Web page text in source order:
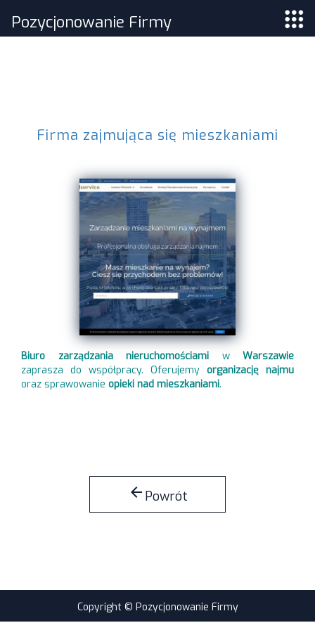
Pozycjonowanie Firmy
Firma zajmująca się mieszkaniami
Biuro zarządzania nieruchomościami w Warszawie
zaprasza do współpracy. Oferujemy organizację najmu
oraz sprawowanie opieki nad mieszkaniami.
arrow_back Powrót
Copyright © Pozycjonowanie Firmy